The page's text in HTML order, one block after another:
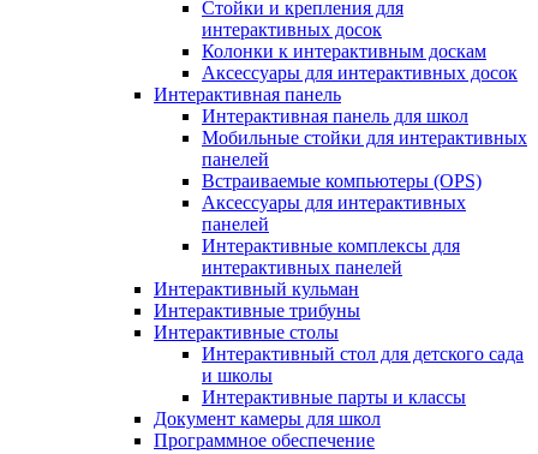
Стойки и крепления для
интерактивных досок
Колонки к интерактивным доскам
Аксессуары для интерактивных досок
Интерактивная панель
Интерактивная панель для школ
Мобильные стойки для интерактивных
панелей
Встраиваемые компьютеры (OPS)
Аксессуары для интерактивных
панелей
Интерактивные комплексы для
интерактивных панелей
Интерактивный кульман
Интерактивные трибуны
Интерактивные столы
Интерактивный стол для детского сада
и школы
Интерактивные парты и классы
Документ камеры для школ
Программное обеспечение